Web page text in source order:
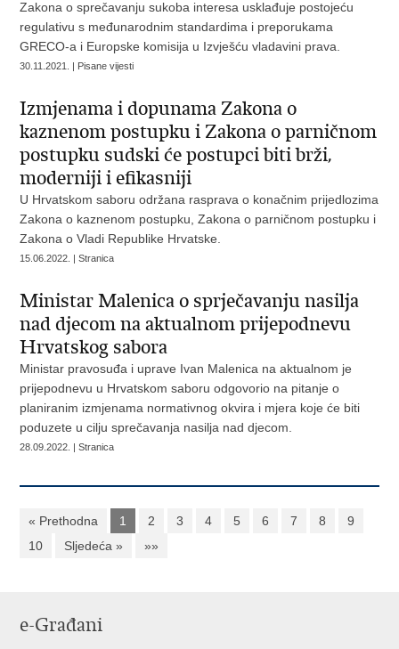
Zakona o sprečavanju sukoba interesa usklađuje postojeću
regulativu s međunarodnim standardima i preporukama
GRECO-a i Europske komisija u Izvješću vladavini prava.
30.11.2021. | Pisane vijesti
Izmjenama i dopunama Zakona o
kaznenom postupku i Zakona o parničnom
postupku sudski će postupci biti brži,
moderniji i efikasniji
U Hrvatskom saboru održana rasprava o konačnim prijedlozima
Zakona o kaznenom postupku, Zakona o parničnom postupku i
Zakona o Vladi Republike Hrvatske.
15.06.2022. | Stranica
Ministar Malenica o sprječavanju nasilja
nad djecom na aktualnom prijepodnevu
Hrvatskog sabora
Ministar pravosuđa i uprave Ivan Malenica na aktualnom je
prijepodnevu u Hrvatskom saboru odgovorio na pitanje o
planiranim izmjenama normativnog okvira i mjera koje će biti
poduzete u cilju sprečavanja nasilja nad djecom.
28.09.2022. | Stranica
« Prethodna 1 2 3 4 5 6 7 8
9
10
Sljedeća » »»
e-Građani